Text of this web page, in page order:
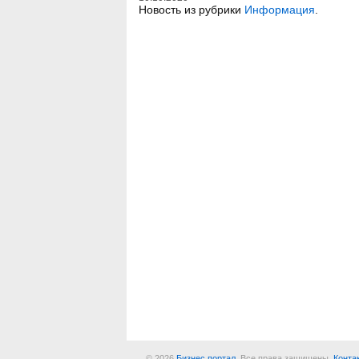
Новость из рубрики Информация